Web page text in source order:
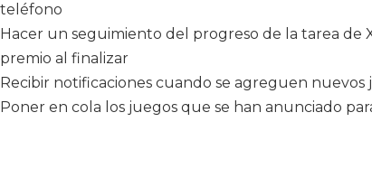
teléfono
Hacer un seguimiento del progreso de la tarea de
premio al finalizar
Recibir notificaciones cuando se agreguen nuevos
Poner en cola los juegos que se han anunciado